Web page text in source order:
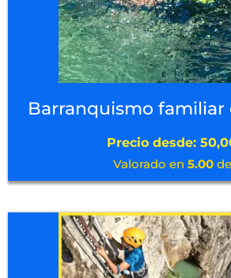
Barranquismo familiar
Precio desde:
Valorado en 5.00